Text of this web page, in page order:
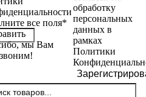
все поля*
мы Вам
обработку
персональных
данных в
рамках
Политики